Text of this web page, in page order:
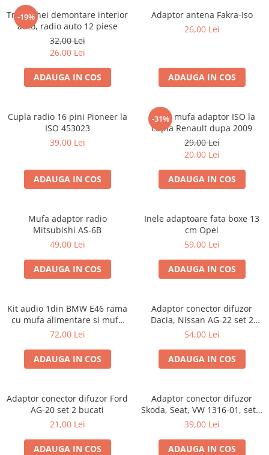
-19%
Trusa chei demontare interior
auto, radio auto 12 piese
32,00 Lei
26,00 Lei
ADAUGA IN COS
Adaptor antena Fakra-Iso
26,00 Lei
ADAUGA IN COS
Cupla radio 16 pini Pioneer la
ISO 453023
39,00 Lei
ADAUGA IN COS
-31%
Cupla mufa adaptor ISO la
cupla Renault dupa 2009
29,00 Lei
20,00 Lei
ADAUGA IN COS
Mufa adaptor radio
Mitsubishi AS-6B
49,00 Lei
ADAUGA IN COS
Inele adaptoare fata boxe 13
cm Opel
59,00 Lei
ADAUGA IN COS
Kit audio 1din BMW E46 rama
cu mufa alimentare si mufa
antena
72,00 Lei
ADAUGA IN COS
Adaptor conector difuzor
Dacia, Nissan AG-22 set 2
bucati
54,00 Lei
ADAUGA IN COS
Adaptor conector difuzor Ford
AG-20 set 2 bucati
21,00 Lei
ADAUGA IN COS
Adaptor conector difuzor
Skoda, Seat, VW 1316-01, set 2
bucati
39,00 Lei
ADAUGA IN COS